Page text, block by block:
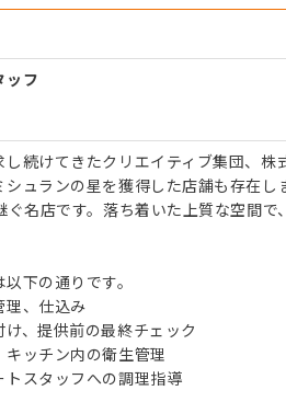
ッフ
し続けてきたクリエイティブ集団、
シュランの星を獲得した店舗も存在
ぐ名店です。落ち着いた上質な空間
下の通りです。
理、仕込み
け、提供前の最終チェック
キッチン内の衛生管理
トスタッフへの調理指導